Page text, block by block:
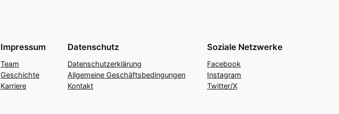
Impressum
Team
Geschichte
Karriere
Datenschutz
Datenschutzerklärung
Allgemeine Geschäftsbedingungen
Kontakt
Soziale Netzwerke
Facebook
Instagram
Twitter/X